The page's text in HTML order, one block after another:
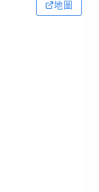
地圖